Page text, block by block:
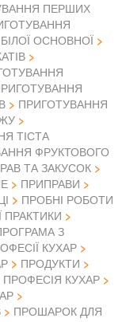
ПЕРШИХ
ОСНОВНОЇ
ПРИГОТУВАННЯ
ТІСТА
ФРУКТОВОГО
ТА ЗАКУСОК
ПРИПРАВИ
ПРОБНІ РОБОТИ
З
КУХАР
ПРОДУКТИ
ПРОФЕСІЯ КУХАР
ПРОШАРОК ДЛЯ